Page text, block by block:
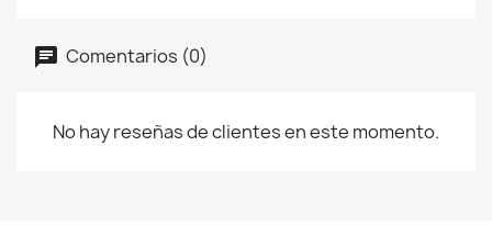
Comentarios (0)
No hay reseñas de clientes en este momento.